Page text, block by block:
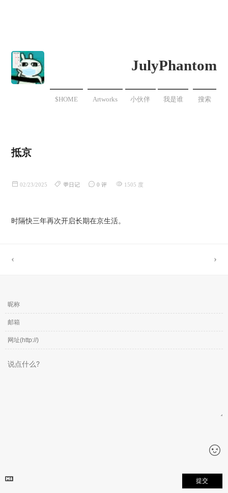
JulyPhantom
$HOME Artworks 小伙伴 我是谁 搜索
抵京
02/23/2025 💬日记 0 评 1505 度
时隔快三年再次开启长期在京生活。
提交